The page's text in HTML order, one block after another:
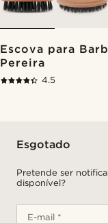
Escova para
Pereira
4.5
Esgotado
Pretende ser
disponível?
E-mail *